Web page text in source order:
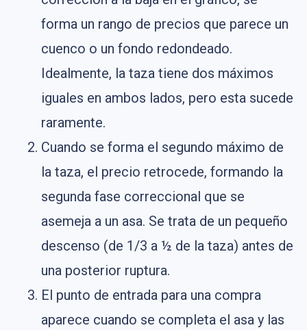
forma un rango de precios que parece un
cuenco o un fondo redondeado.
Idealmente, la taza tiene dos máximos
iguales en ambos lados, pero esta sucede
raramente.
Cuando se forma el segundo máximo de
la taza, el precio retrocede, formando la
segunda fase correccional que se
asemeja a un asa. Se trata de un pequeño
descenso (de 1/3 a ½ de la taza) antes de
una posterior ruptura.
El punto de entrada para una compra
aparece cuando se completa el asa y las